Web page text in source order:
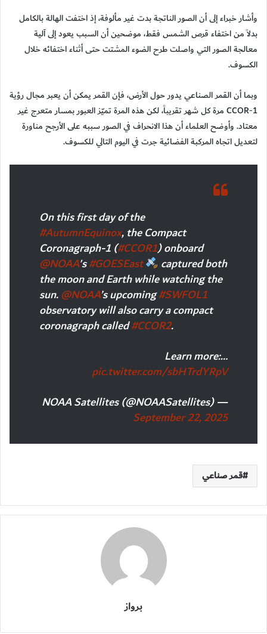
وأشار خبراء إلى أن الصور الناتجة بدت غير مألوفة، إذ اختفت الهالة بالكامل
بدلاً من اختفاء قرص الشمس فقط، موضحين أن السبب يعود إلى آلية
معالجة الصور التي واصلت طرح الضوء المشتت حتى أثناء اختفائه خلال
الكسوف.
وبما أن القمر الصناعي يدور حول الأرض، فإن القمر يمكن أن يعبر مجال رؤية
CCOR-1 مرة كل شهر تقريباً، لكن هذه المرة تميّز العبور بمسار متعرج غير
معتاد. وأوضح العلماء أن هذا الانحراف في الصور سببه على الأرجح مناورة
لتعديل اتجاه المركبة الفضائية جرت في اليوم التالي للكسوف.
On this first day of the
#AutumnEquinox, the Compact
Coronagraph-1 (#CCOR1) onboard
@NOAA's#GOESEast
captured both
the moon and Earth while watching the
sun.@NOAA’s upcoming#SWFOL1
observatory will also carry a compact
coronagraph called#CCOR2.
Learn more:…
pic.twitter.com/sbHTrdYRpV
— NOAA Satellites (@NOAASatellites)
September 22, 2025
قمر صناعي
برواز